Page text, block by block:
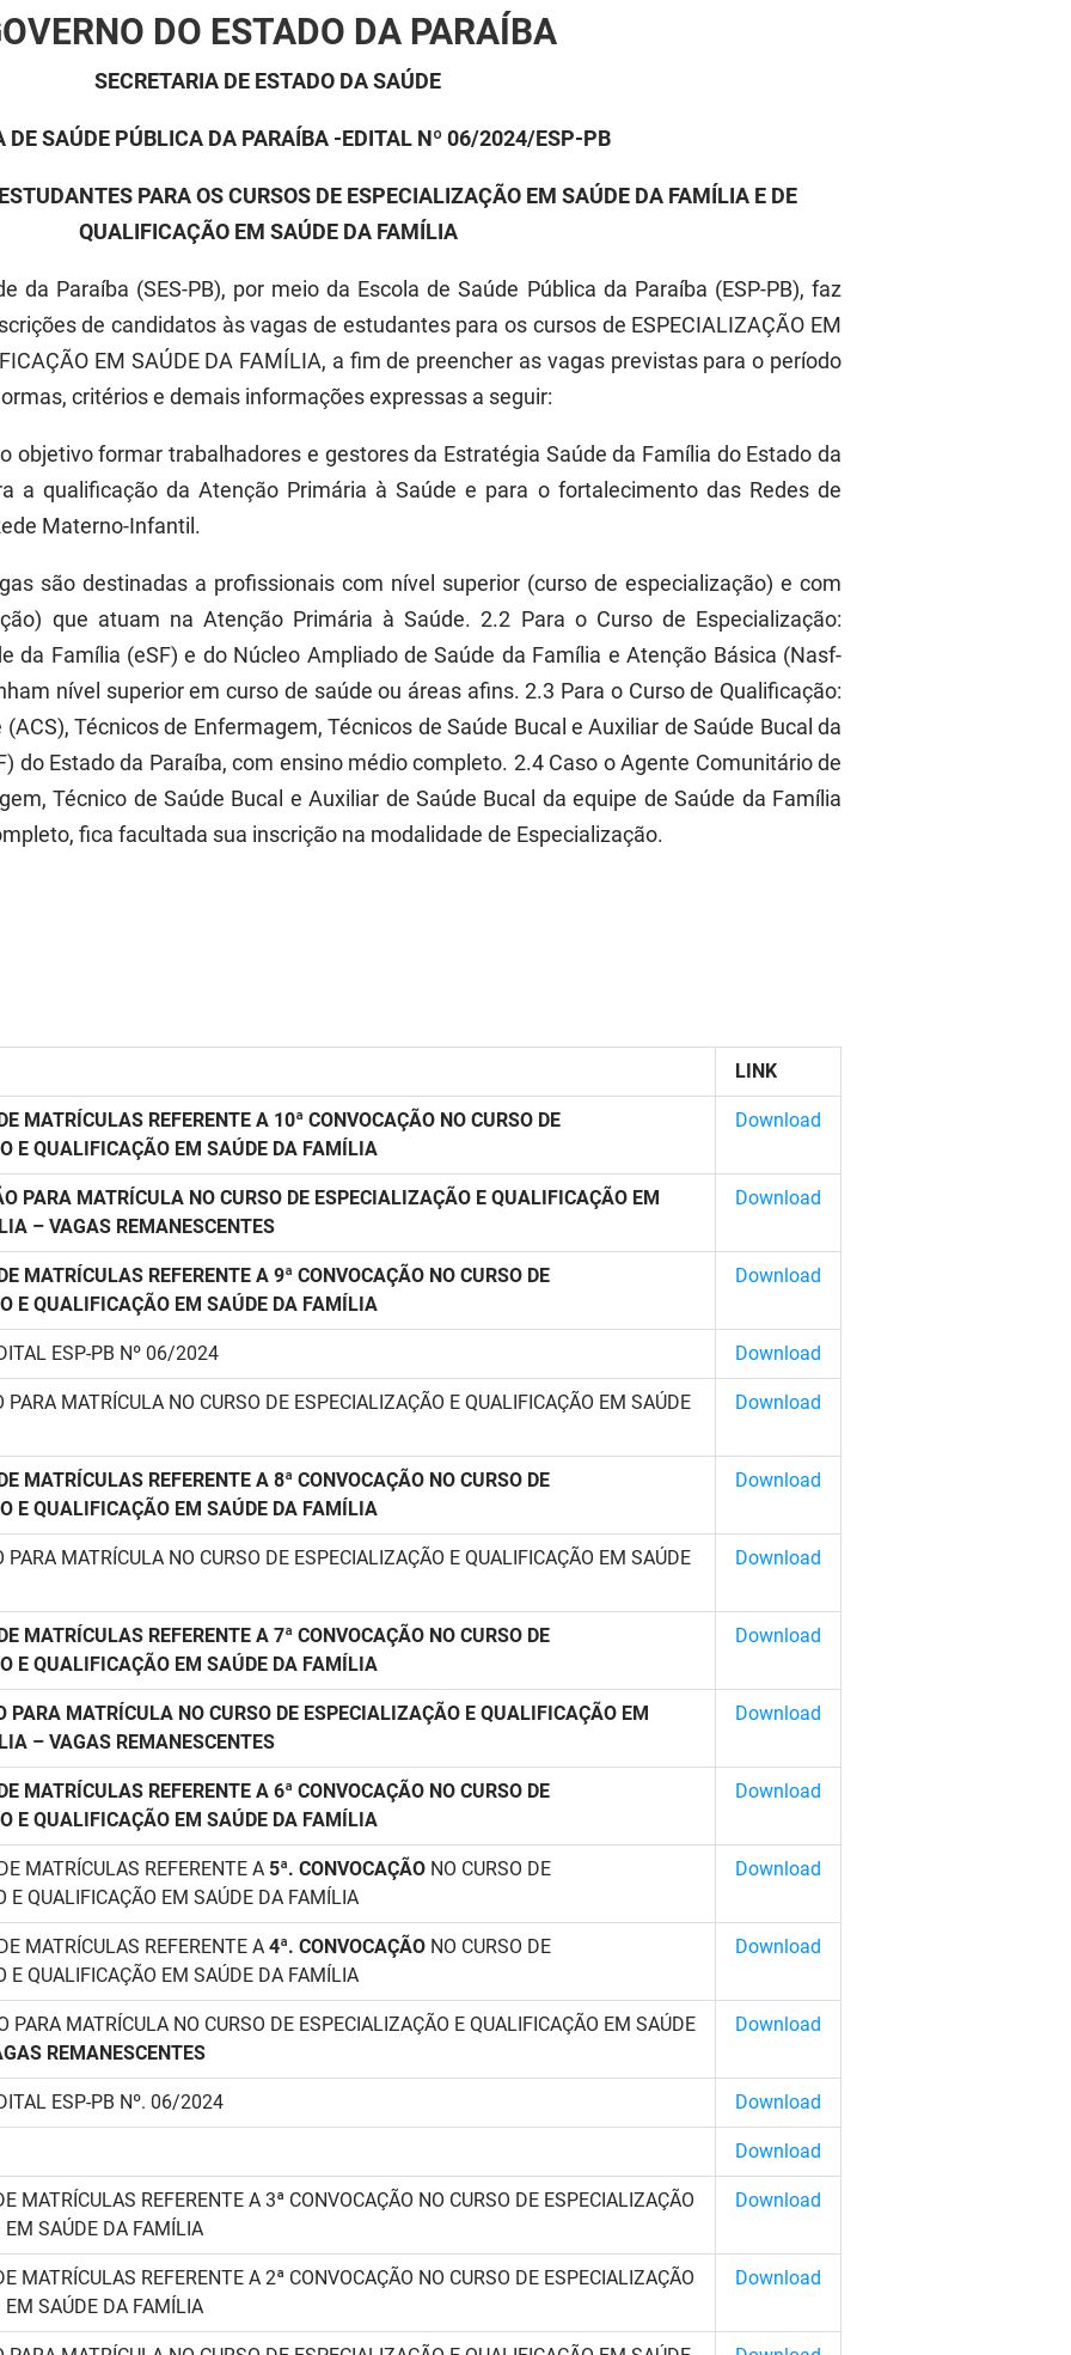
DO ESTADO DA PARAÍBA
SECRETARIA DE ESTADO DA SAÚDE
DE SAÚDE PÚBLICA DA PARAÍBA -EDITAL Nº 06/2024/ESP-PB
PARA OS CURSOS DE ESPECIALIZAÇÃO EM SAÚDE DA FAMÍLIA E DE
QUALIFICAÇÃO EM SAÚDE DA FAMÍLIA
da Paraíba (SES-PB), por meio da Escola de Saúde Pública da Paraíba (ESP-PB), faz
de candidatos às vagas de estudantes para os cursos de ESPECIALIZAÇÃO EM
EM SAÚDE DA FAMÍLIA, a fim de preencher as vagas previstas para o período
critérios e demais informações expressas a seguir:
objetivo formar trabalhadores e gestores da Estratégia Saúde da Família do Estado da
a qualificação da Atenção Primária à Saúde e para o fortalecimento das Redes de
Materno-Infantil.
são destinadas a profissionais com nível superior (curso de especialização) e com
que atuam na Atenção Primária à Saúde. 2.2 Para o Curso de Especialização:
da Família (eSF) e do Núcleo Ampliado de Saúde da Família e Atenção Básica (Nasf-
nível superior em curso de saúde ou áreas afins. 2.3 Para o Curso de Qualificação:
Técnicos de Enfermagem, Técnicos de Saúde Bucal e Auxiliar de Saúde Bucal da
do Estado da Paraíba, com ensino médio completo. 2.4 Caso o Agente Comunitário de
Técnico de Saúde Bucal e Auxiliar de Saúde Bucal da equipe de Saúde da Família
fica facultada sua inscrição na modalidade de Especialização.
LINK
MATRÍCULAS REFERENTE A 10ª CONVOCAÇÃO NO CURSO DE
E QUALIFICAÇÃO EM SAÚDE DA FAMÍLIA
Download
PARA MATRÍCULA NO CURSO DE ESPECIALIZAÇÃO E QUALIFICAÇÃO EM
– VAGAS REMANESCENTES
Download
MATRÍCULAS REFERENTE A 9ª CONVOCAÇÃO NO CURSO DE
E QUALIFICAÇÃO EM SAÚDE DA FAMÍLIA
Download
ESP-PB Nº 06/2024 Download
PARA MATRÍCULA NO CURSO DE ESPECIALIZAÇÃO E QUALIFICAÇÃO EM SAÚDE
Download
MATRÍCULAS REFERENTE A 8ª CONVOCAÇÃO NO CURSO DE
E QUALIFICAÇÃO EM SAÚDE DA FAMÍLIA
Download
PARA MATRÍCULA NO CURSO DE ESPECIALIZAÇÃO E QUALIFICAÇÃO EM SAÚDE
Download
MATRÍCULAS REFERENTE A 7ª CONVOCAÇÃO NO CURSO DE
E QUALIFICAÇÃO EM SAÚDE DA FAMÍLIA
Download
PARA MATRÍCULA NO CURSO DE ESPECIALIZAÇÃO E QUALIFICAÇÃO EM
– VAGAS REMANESCENTES
Download
MATRÍCULAS REFERENTE A 6ª CONVOCAÇÃO NO CURSO DE
E QUALIFICAÇÃO EM SAÚDE DA FAMÍLIA
Download
MATRÍCULAS REFERENTE A 5ª. CONVOCAÇÃO NO CURSO DE
E QUALIFICAÇÃO EM SAÚDE DA FAMÍLIA
Download
MATRÍCULAS REFERENTE A 4ª. CONVOCAÇÃO NO CURSO DE
E QUALIFICAÇÃO EM SAÚDE DA FAMÍLIA
Download
PARA MATRÍCULA NO CURSO DE ESPECIALIZAÇÃO E QUALIFICAÇÃO EM SAÚDE
REMANESCENTES
Download
ESP-PB Nº. 06/2024 Download
Download
MATRÍCULAS REFERENTE A 3ª CONVOCAÇÃO NO CURSO DE ESPECIALIZAÇÃO
EM SAÚDE DA FAMÍLIA
Download
MATRÍCULAS REFERENTE A 2ª CONVOCAÇÃO NO CURSO DE ESPECIALIZAÇÃO
EM SAÚDE DA FAMÍLIA
Download